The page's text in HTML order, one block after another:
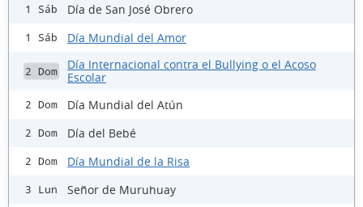
1 Sáb Día de San José Obrero
1 Sáb Día Mundial del Amor
2 Dom
Día Internacional contra el Bullying o el Acoso
Escolar
2 Dom Día Mundial del Atún
2 Dom Día del Bebé
2 Dom Día Mundial de la Risa
3 Lun Señor de Muruhuay